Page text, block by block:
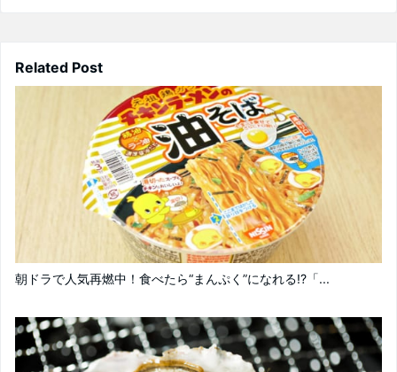
Related Post
朝ドラで人気再燃中！食べたら“まんぷく”になれる!?「...